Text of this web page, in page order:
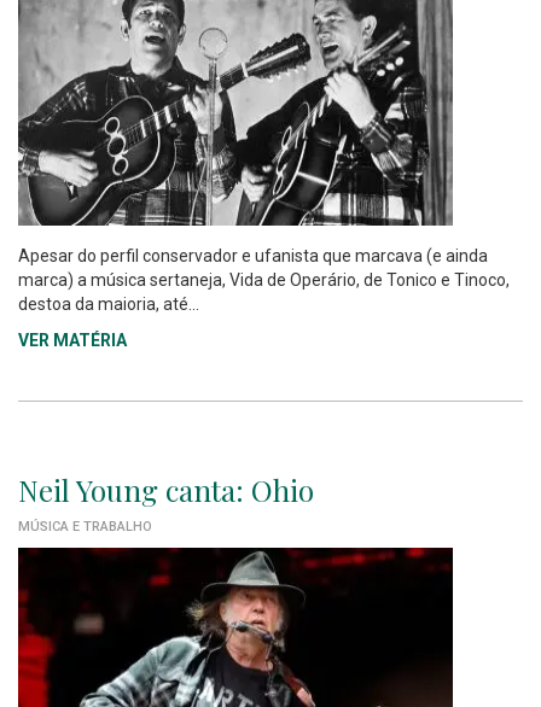
Apesar do perfil conservador e ufanista que marcava (e ainda
marca) a música sertaneja, Vida de Operário, de Tonico e Tinoco,
destoa da maioria, até...
VER MATÉRIA
Neil Young canta: Ohio
MÚSICA E TRABALHO